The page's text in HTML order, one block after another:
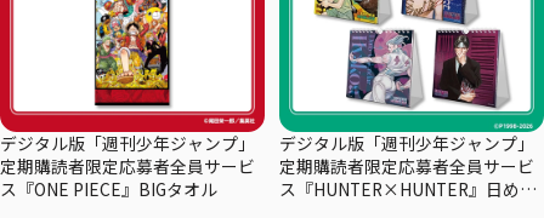
デジタル版「週刊少年ジャンプ」
定期購読者限定応募者全員サービ
ス『ONE PIECE』BIGタオル
デジタル版「週刊少年ジャンプ」
定期購読者限定応募者全員サービ
ス『HUNTER×HUNTER』日めく